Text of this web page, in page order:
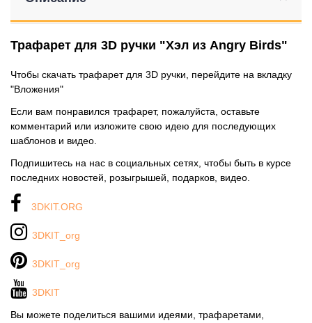
Трафарет для 3D ручки "Хэл из Angry Birds"
Чтобы скачать трафарет для 3D ручки, перейдите на вкладку
"Вложения"
Если вам понравился трафарет, пожалуйста, оставьте
комментарий или изложите свою идею для последующих
шаблонов и видео.
Подпишитесь на нас в социальных сетях, чтобы быть в курсе
последних новостей, розыгрышей, подарков, видео.
3DKIT.ORG
3DKIT_org
3DKIT_org
3DKIT
Вы можете поделиться вашими идеями, трафаретами,